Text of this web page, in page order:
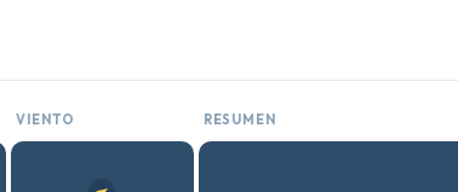
VIENTO RESUMEN